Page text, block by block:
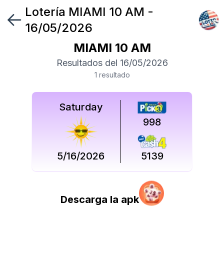
Síguenos
en
Lotería MIAMI 10 AM -
16/05/2026
MIAMI 10 AM
Resultados del 16/05/2026
1 resultado
Saturday
5/16/2026
998
5139
Descarga la apk